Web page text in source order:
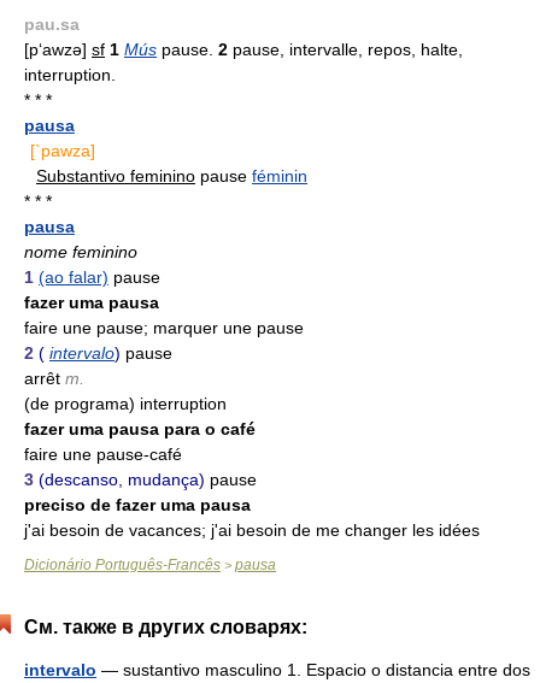
pau.sa
[p‘awzə] sf 1 Mús pause. 2 pause, intervalle, repos, halte,
interruption.
* * *
pausa
[`pawza]
Substantivo feminino pause féminin
* * *
pausa
nome feminino
1 (ao falar) pause
fazer uma pausa
faire une pause; marquer une pause
2 ( intervalo) pause
arrêt m.
(de programa) interruption
fazer uma pausa para o café
faire une pause-café
3 (descanso, mudança) pause
preciso de fazer uma pausa
j'ai besoin de vacances; j'ai besoin de me changer les idées
Dicionário Português-Francês > pausa
См. также в других словарях:
intervalo — sustantivo masculino 1. Espacio o distancia entre dos